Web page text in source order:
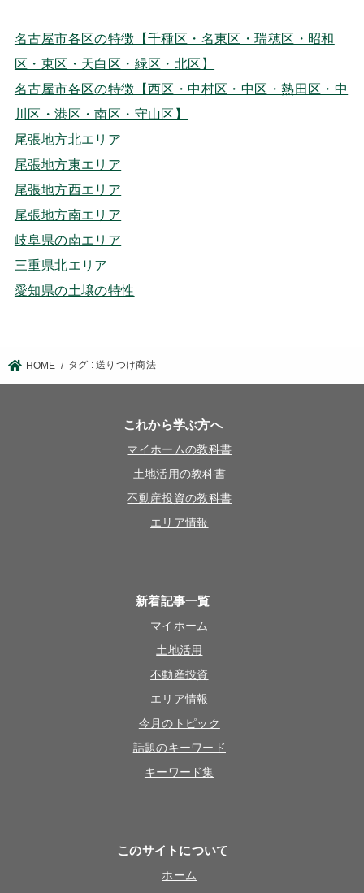
名古屋市各区の特徴【千種区・名東区・瑞穂区・昭和
区・東区・天白区・緑区・北区】
名古屋市各区の特徴【西区・中村区・中区・熱田区・中
川区・港区・南区・守山区】
尾張地方北エリア
尾張地方東エリア
尾張地方西エリア
尾張地方南エリア
岐阜県の南エリア
三重県北エリア
愛知県の土壌の特性
HOME タグ : 送りつけ商法
これから学ぶ方へ
マイホームの教科書
土地活用の教科書
不動産投資の教科書
エリア情報
新着記事一覧
マイホーム
土地活用
不動産投資
エリア情報
今月のトピック
話題のキーワード
キーワード集
このサイトについて
ホーム